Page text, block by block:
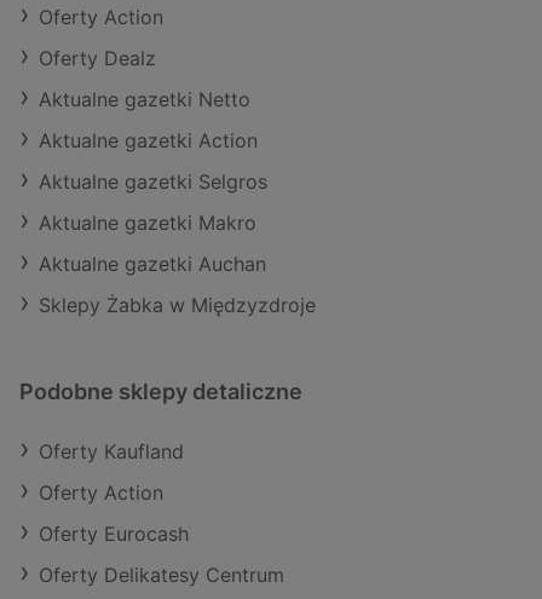
Oferty Action
Oferty Dealz
Aktualne gazetki Netto
Aktualne gazetki Action
Aktualne gazetki Selgros
Aktualne gazetki Makro
Aktualne gazetki Auchan
Sklepy Żabka w Międzyzdroje
Podobne sklepy detaliczne
Oferty Kaufland
Oferty Action
Oferty Eurocash
Oferty Delikatesy Centrum